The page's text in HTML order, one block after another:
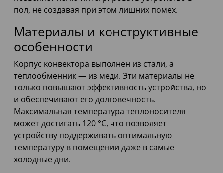
пол, не создавая при этом лишних помех.
Материалы и конструктивные
особенности
Корпус конвектора выполнен из стали, а
теплообменник — из меди. Эти материалы не
только повышают эффективность устройства, но
и обеспечивают его долговечность.
Максимальная температура теплоносителя
может достигать 120 °С, что позволяет
устройству поддерживать оптимальную
температуру в помещении даже в самые
холодные дни.